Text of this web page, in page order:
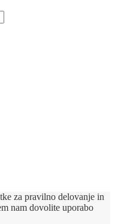
za pravilno delovanje in
nam dovolite uporabo